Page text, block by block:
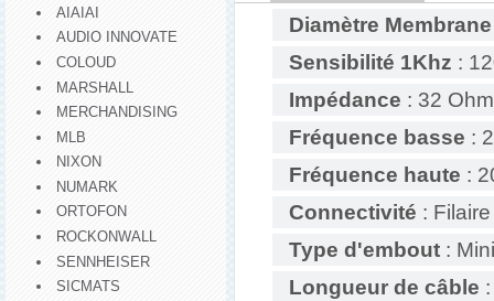
AIAIAI
AUDIO INNOVATE
COLOUD
MARSHALL
MERCHANDISING
MLB
NIXON
NUMARK
ORTOFON
ROCKONWALL
SENNHEISER
SICMATS
Diamètre Membrane
Sensibilité 1Khz :
Impédance : 32
Fréquence basse :
Fréquence haute :
Connectivité : Filaire
Type d'embout :
Longueur de câble